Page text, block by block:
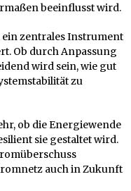
beeinflusst wird.
zentrales Instrument
Ob durch Anpassung
wird sein, wie gut
zu
ob die Energiewende
sie gestaltet wird.
auch in Zukunft